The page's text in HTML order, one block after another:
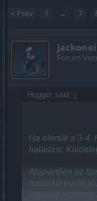
< Prev 1 ← 7
Forum
Hugger said: ↑
Ha elértük a 3-4.
haladást:
Alapvetően az
haladást (szóló